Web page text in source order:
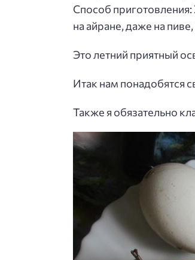
Способ приготовления
на айране, даже на
Это летний приятный
Итак нам понадобятся
Также я обязательно